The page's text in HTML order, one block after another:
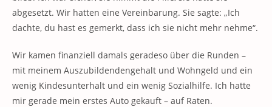
abgesetzt. Wir hatten eine Vereinbarung. Sie sagte: „Ich
dachte, du hast es gemerkt, dass ich sie nicht mehr nehme“.
Wir kamen finanziell damals geradeso über die Runden –
mit meinem Auszubildendengehalt und Wohngeld und ein
wenig Kindesunterhalt und ein wenig Sozialhilfe. Ich hatte
mir gerade mein erstes Auto gekauft – auf Raten.